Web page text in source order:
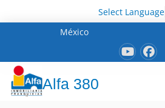
Select Language
México
Alfa 380